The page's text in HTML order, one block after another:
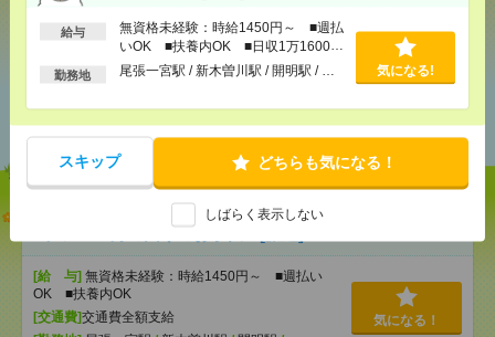
給与
無資格未経験：時給1450円～ ■週払
いOK ■扶養内OK ■日収1万1600円
以上
勤務地 尾張一宮駅 / 新木曽川駅 / 開明駅 / … 気になる!
スキップ どちらも気になる！
しばらく表示しない
シェア
≪2か月後スタートもOK≫志望動機も履歴書も必要
[給 与] 無資格未経験：時給1450円～ ■週払い
OK ■扶養内OK
[交通費]交通費全額支給
気になる！